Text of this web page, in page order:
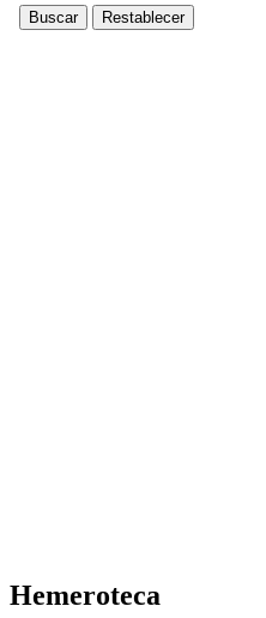
Hemeroteca